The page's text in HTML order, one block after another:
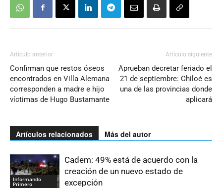
Artículo anterior
Confirman que restos óseos
encontrados en Villa Alemana
corresponden a madre e hijo
víctimas de Hugo Bustamante
Artículo siguiente
Aprueban decretar feriado el
21 de septiembre: Chiloé es
una de las provincias donde
aplicará
Artículos relacionados Más del autor
Informando
Primero
Cadem: 49% está de acuerdo con la
creación de un nuevo estado de
excepción